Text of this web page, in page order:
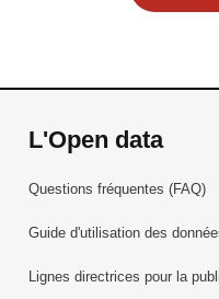
L'Open data
Questions fréquentes (FAQ)
Guide d'utilisation des
Lignes directrices pour la